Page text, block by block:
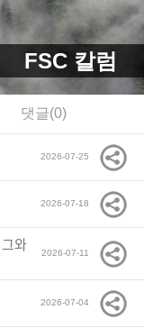
FSC 칼럼
댓글(0)
2026-07-25
2026-07-18
그와
2026-07-11
2026-07-04